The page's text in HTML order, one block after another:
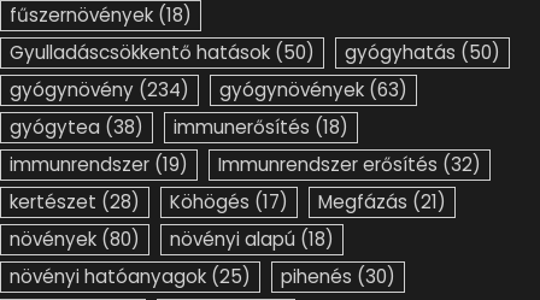
fűszernövények (18)
Gyulladáscsökkentő hatások (50) gyógyhatás (50)
gyógynövény (234) gyógynövények (63)
gyógytea (38) immunerősítés (18)
immunrendszer (19) Immunrendszer erősítés (32)
kertészet (28) Köhögés (17) Megfázás (21)
növények (80) növényi alapú (18)
növényi hatóanyagok (25) pihenés (30)